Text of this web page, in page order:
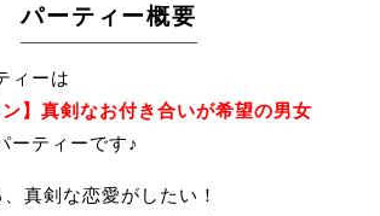
パーティー概要
ィーは
】真剣なお付き合いが希望の男女
ーティーです♪
真剣な恋愛がしたい！